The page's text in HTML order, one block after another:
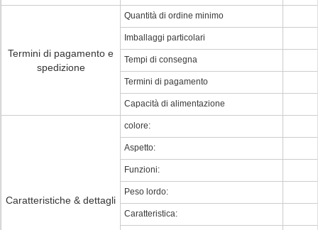
Termini di pagamento e
spedizione
Quantità di ordine minimo
Imballaggi particolari
Tempi di consegna
Termini di pagamento
Capacità di alimentazione
Caratteristiche & dettagli
colore:
Aspetto:
Funzioni:
Peso lordo:
Caratteristica: